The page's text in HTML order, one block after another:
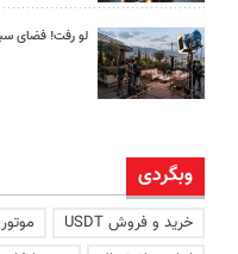
لو رفت! فضای
وبگردی
خرید و فروش USDT